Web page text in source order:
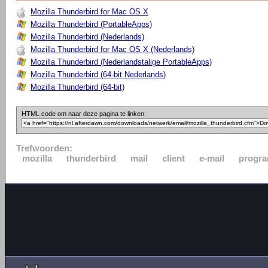
Mozilla Thunderbird for Mac OS X
Mozilla Thunderbird (PortableApps)
Mozilla Thunderbird (Nederlands)
Mozilla Thunderbird for Mac OS X (Nederlands)
Mozilla Thunderbird (Nederlandstalige PortableApps)
Mozilla Thunderbird (64-bit Nederlands)
Mozilla Thunderbird (64-bit)
HTML code om naar deze pagina te linken:
Trefwoorden:
mozilla
thunderbird mail client e-mail